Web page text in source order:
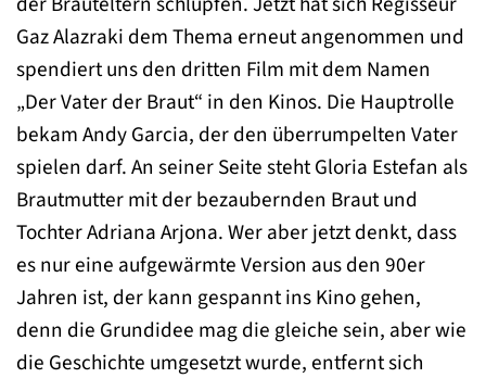
Gaz Alazraki dem Thema erneut angenommen und
spendiert uns den dritten Film mit dem Namen
„Der Vater der Braut“ in den Kinos. Die Hauptrolle
bekam Andy Garcia, der den überrumpelten Vater
spielen darf. An seiner Seite steht Gloria Estefan als
Brautmutter mit der bezaubernden Braut und
Tochter Adriana Arjona. Wer aber jetzt denkt, dass
es nur eine aufgewärmte Version aus den 90er
Jahren ist, der kann gespannt ins Kino gehen,
denn die Grundidee mag die gleiche sein, aber wie
die Geschichte umgesetzt wurde, entfernt sich